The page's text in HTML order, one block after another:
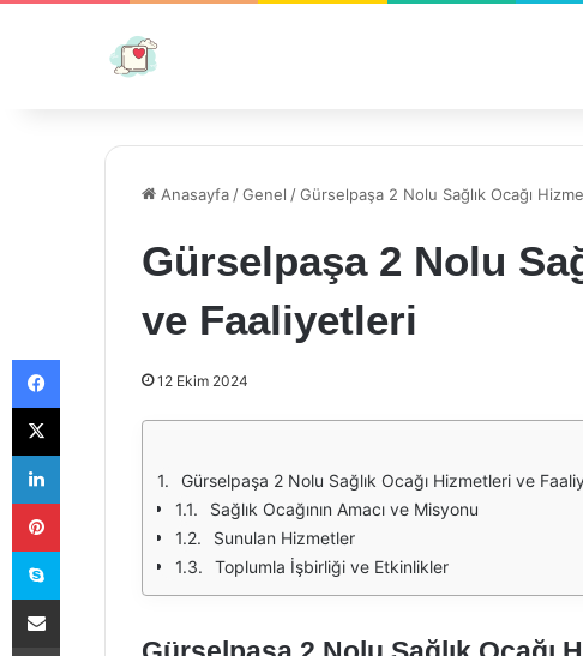
Anasayfa /Genel /Gürselpaşa 2 Nolu Sağlık Ocağı
Gürselpaşa 2 Nolu
ve Faaliyetleri
12 Ekim 2024
Gürselpaşa 2 Nolu Sağlık Ocağı Hizmetleri ve
Sağlık Ocağının Amacı ve Misyonu
Sunulan Hizmetler
Toplumla İşbirliği ve Etkinlikler
Facebook
X
LinkedIn
Pinterest
Skype
E-Posta ile paylaş